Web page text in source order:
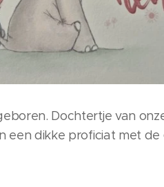
Dochtertje van
een dikke proficiat met